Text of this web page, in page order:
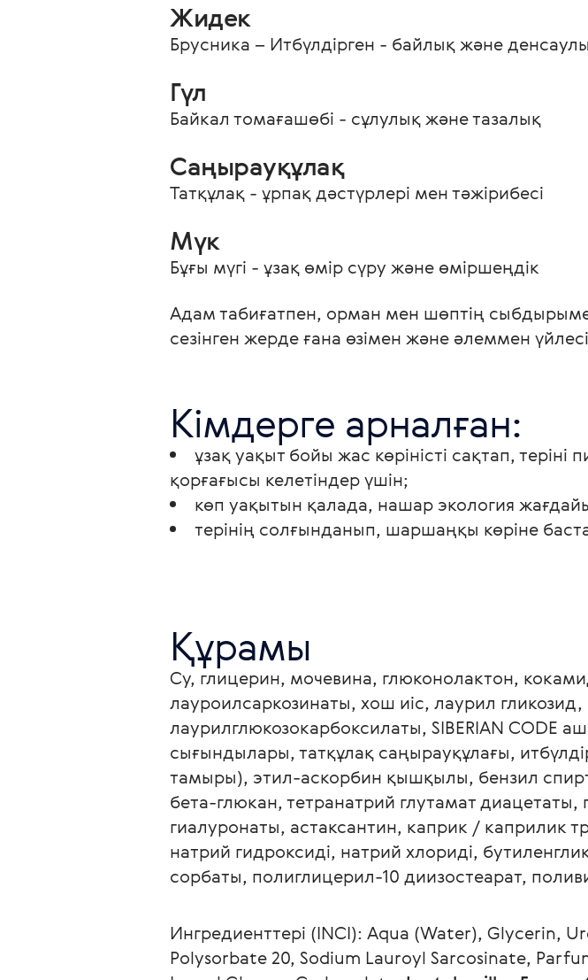
Жидек
Брусника – Итбүлдірген - байлық және
Гүл
Байкал томағашөбі - сұлулық және тазалық
Саңырауқұлақ
Татқұлақ - ұрпақ дәстүрлері мен тәжірибесі
Мүк
Бұғы мүгі - ұзақ өмір сүру және өміршеңдік
Адам табиғатпен, орман мен шөптің
сезінген жерде ғана өзімен және әлеммен
Кімдерге арналған:
ұзақ уақыт бойы жас көріністі сақтап,
қорғағысы келетіндер үшін;
көп уақытын қалада, нашар экология
терінің солғынданып, шаршаңқы көріне
Құрамы
Су, глицерин, мочевина, глюконолактон,
лауроилсаркозинаты, хош иіс, лаурил
лаурилглюкозокарбоксилаты, SIBERIAN CODE
сығындылары, татқұлақ саңырауқұлағы,
тамыры), этил-аскорбин қышқылы, бензил
бета-глюкан, тетранатрий глутамат
гиалуронаты, астаксантин, каприк / каприлик
натрий гидроксиді, натрий хлориді,
сорбаты, полиглицерил-10 диизостеарат,
Ингредиенттері (INCI): Aqua (Water), Glycerin,
Polysorbate 20, Sodium Lauroyl Sarcosinate,